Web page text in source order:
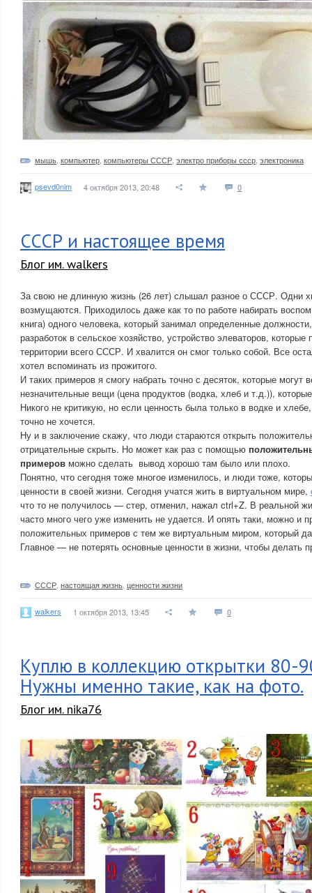
мышь компьютер компьютеры СССР электро приборы ссср электроника
psevd0nim 4 октября 2013, 20:48 0
СССР и настоящее время
Блог им. walkers
За свою не длинную жизнь (26 лет) слышал разное о СССР. Одни
возмущаются. Приходилось даже как то по работе набирать
книга) одного человека, который занимал определенные
разработок в сельское хозяйство, устройство элеваторов,
территории всего СССР. И хвалится он смог только собой. Все
хотел вспоминать из прожитого.
И таких примеров я смогу набрать точно с десяток, которые могут
незначительные вещи (цена продуктов (водка, хлеб и т.д.)),
Никого не критикую, но если ценность была только в водке и
точно не хочется.
Ну и в заключение скажу, что люди стараются открыть
отрицательные скрыть. Но может как раз с помощью
примеров можно сделать вывод хорошо там было или плохо.
Понятно, что сегодня тоже многое изменилось, и люди тоже,
ценности в своей жизни. Сегодня учатся жить в виртуальном мире,
что то не получилось — стер, отменил, нажал ctrl+Z. В реальной
часто много чего уже изменить не удается. И опять таки, можно и
положительных примеров с тем же виртуальным миром, который
Главное — не потерять основные ценности в жизни, чтобы делать
СССР настоящая жизнь ценности жизни
walkers 1 октября 2013, 13:45 0
Куплю в коллекцию открытки 80-
Нужны именно такие, как на фото.
Блог им. nika76